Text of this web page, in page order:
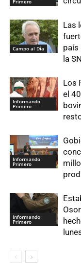
Primero
Campo al Día
Las
país
la
Informando
Primero
Los
el
Informando
Primero
Informando
Primero